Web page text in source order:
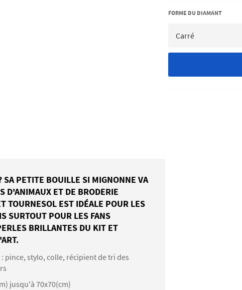
SA PETITE BOUILLE SI MIGNONNE VA
D'ANIMAUX ET DE BRODERIE
TOURNESOL EST IDÉALE POUR LES
SURTOUT POUR LES FANS
BRILLANTES DU KIT ET
: pince, stylo, colle, récipient de tri des
jusqu'à 70x70(cm)
FORME DU DIAMANT